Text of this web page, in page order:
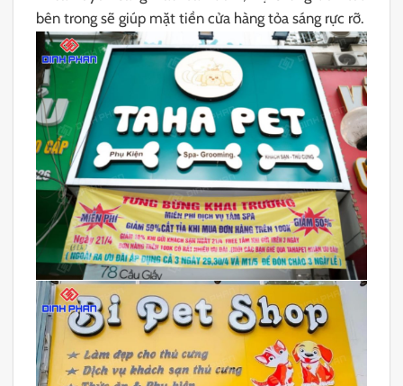
bên trong sẽ giúp mặt tiền cửa hàng tỏa sáng rực rỡ.